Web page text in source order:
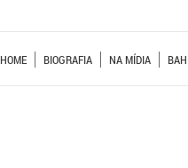
HOME BIOGRAFIA NA MÍDIA